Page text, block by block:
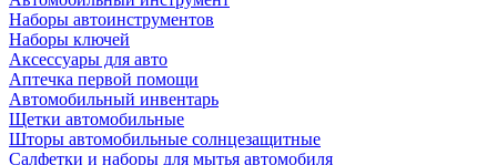
Наборы автоинструментов
Наборы ключей
Аксессуары для авто
Аптечка первой помощи
Автомобильный инвентарь
Щетки автомобильные
Шторы автомобильные солнцезащитные
Салфетки и наборы для мытья автомобиля